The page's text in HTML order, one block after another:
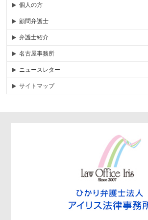
個人の方
顧問弁護士
弁護士紹介
名古屋事務所
ニュースレター
サイトマップ